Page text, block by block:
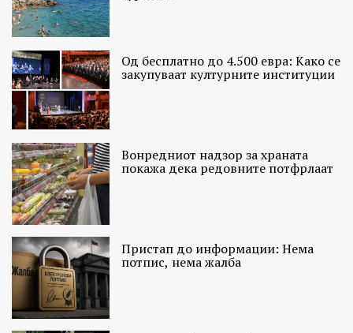
Од бесплатно до 4.500 евра: Како се
закупуваат културните институции
Вонредниот надзор за храната
покажа дека редовните потфрлаат
Пристап до информации: Нема
потпис, нема жалба